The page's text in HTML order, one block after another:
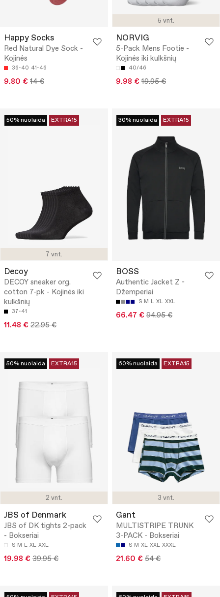
Happy Socks
Red Natural Dye Sock -
Kojinės
36-40 41-46
9.80 € 14 €
5 vnt.
NORVIG
5-Pack Mens Footie -
Kojinės iki kulkšnių
40/46
9.98 € 19.95 €
7 vnt.
50% nuolaida EXTRA15
Decoy
DECOY sneaker org.
cotton 7-pk - Kojinės iki
kulkšnių
37-41
11.48 € 22.95 €
30% nuolaida EXTRA15
BOSS
Authentic Jacket Z -
Džemperiai
S M L XL XXL
66.47 € 94.95 €
2 vnt.
50% nuolaida EXTRA15
JBS of Denmark
JBS of DK tights 2-pack
- Bokseriai
S M L XL XXL
19.98 € 39.95 €
3 vnt.
60% nuolaida EXTRA15
Gant
MULTISTRIPE TRUNK
3-PACK - Bokseriai
S M XL XXL XXXL
21.60 € 54 €